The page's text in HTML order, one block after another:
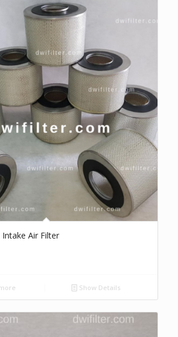
Air Filter
Show Details